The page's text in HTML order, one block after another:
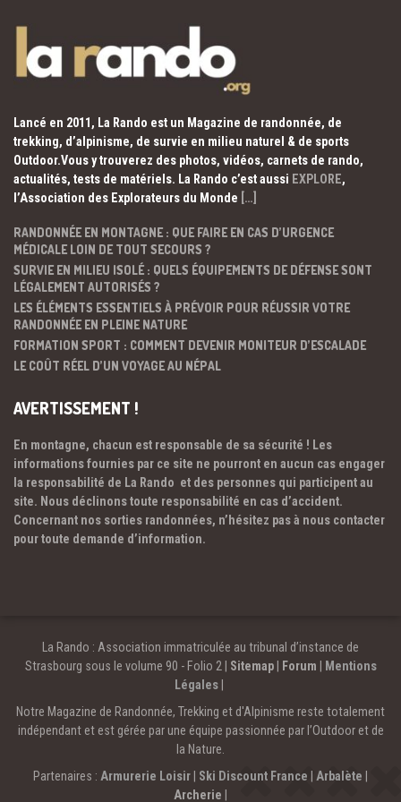
Lancé en 2011, La Rando est un Magazine de randonnée, de
trekking, d’alpinisme, de survie en milieu naturel & de sports
Outdoor.Vous y trouverez des photos, vidéos, carnets de rando,
actualités, tests de matériels. La Rando c’est aussi EXPLORE,
l’Association des Explorateurs du Monde […]
RANDONNÉE EN MONTAGNE : QUE FAIRE EN CAS D’URGENCE
MÉDICALE LOIN DE TOUT SECOURS ?
SURVIE EN MILIEU ISOLÉ : QUELS ÉQUIPEMENTS DE DÉFENSE SONT
LÉGALEMENT AUTORISÉS ?
LES ÉLÉMENTS ESSENTIELS À PRÉVOIR POUR RÉUSSIR VOTRE
RANDONNÉE EN PLEINE NATURE
FORMATION SPORT : COMMENT DEVENIR MONITEUR D’ESCALADE
LE COÛT RÉEL D’UN VOYAGE AU NÉPAL
AVERTISSEMENT !
En montagne, chacun est responsable de sa sécurité ! Les
informations fournies par ce site ne pourront en aucun cas engager
la responsabilité de La Rando et des personnes qui participent au
site. Nous déclinons toute responsabilité en cas d’accident.
Concernant nos sorties randonnées, n’hésitez pas à nous contacter
pour toute demande d’information.
La Rando : Association immatriculée au tribunal d’instance de
Strasbourg sous le volume 90 - Folio 2 | Sitemap| Forum
Mentions
Légales
Notre Magazine de Randonnée, Trekking et d'Alpinisme reste totalement
indépendant et est gérée par une équipe passionnée par l’Outdoor et de
la Nature.
Partenaires : Armurerie Loisir Ski Discount France Arbalète
Archerie